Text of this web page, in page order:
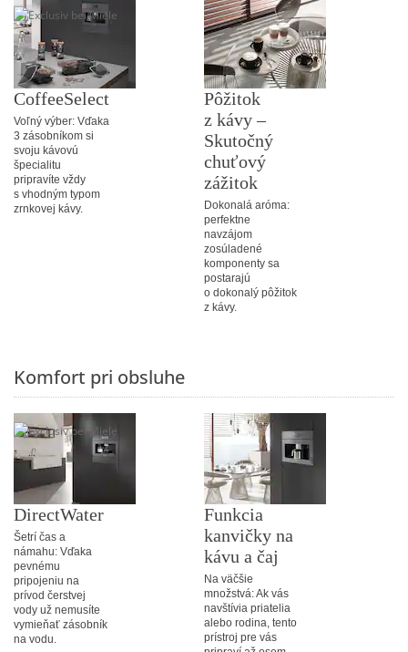
CoffeeSelect
Voľný výber: Vďaka
3 zásobníkom si
svoju kávovú
špecialitu
pripravíte vždy
s vhodným typom
zrnkovej kávy.
Pôžitok
z kávy –
Skutočný
chuťový
zážitok
Dokonalá aróma:
perfektne
navzájom
zosúladené
komponenty sa
postarajú
o dokonalý pôžitok
z kávy.
Komfort pri obsluhe
DirectWater
Šetrí čas a
námahu: Vďaka
pevnému
pripojeniu na
prívod čerstvej
vody už nemusíte
vymieňať zásobník
na vodu.
Funkcia
kanvičky na
kávu a čaj
Na väčšie
množstvá: Ak vás
navštívia priatelia
alebo rodina, tento
prístroj pre vás